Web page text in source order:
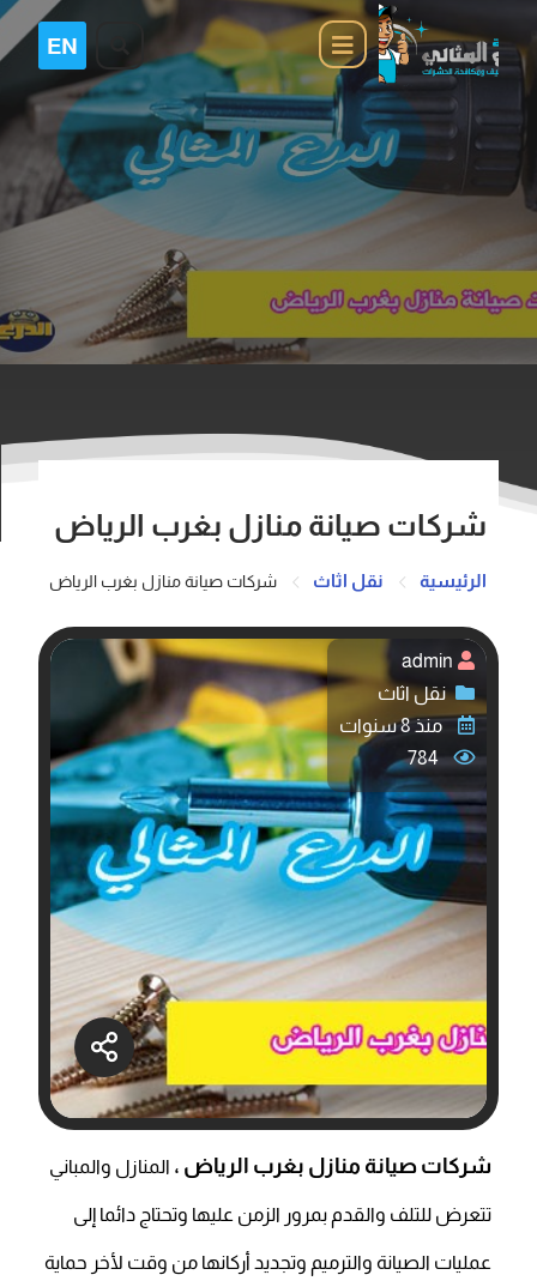
شركات صيانة منازل بغرب الرياض
الرئيسية نقل اثاث شركات صيانة منازل بغرب الرياض
admin
نقل اثاث
منذ 8 سنوات
784
شركات صيانة منازل بغرب الرياض ، المنازل والمباني
تتعرض للتلف والقدم بمرور الزمن عليها وتحتاج دائما إلى
عمليات الصيانة والترميم وتجديد أركانها من وقت لأخر حماية